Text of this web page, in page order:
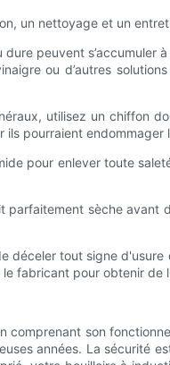
un nettoyage et un
peuvent s’accumuler
ou d’autres
utilisez un chiffon
pourraient endommager
pour enlever toute
parfaitement sèche
tout signe
fabricant pour obtenir
son
années. La sécurité